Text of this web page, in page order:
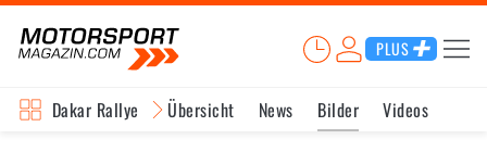
PLUS
Dakar Rallye Übersicht News Bilder Videos